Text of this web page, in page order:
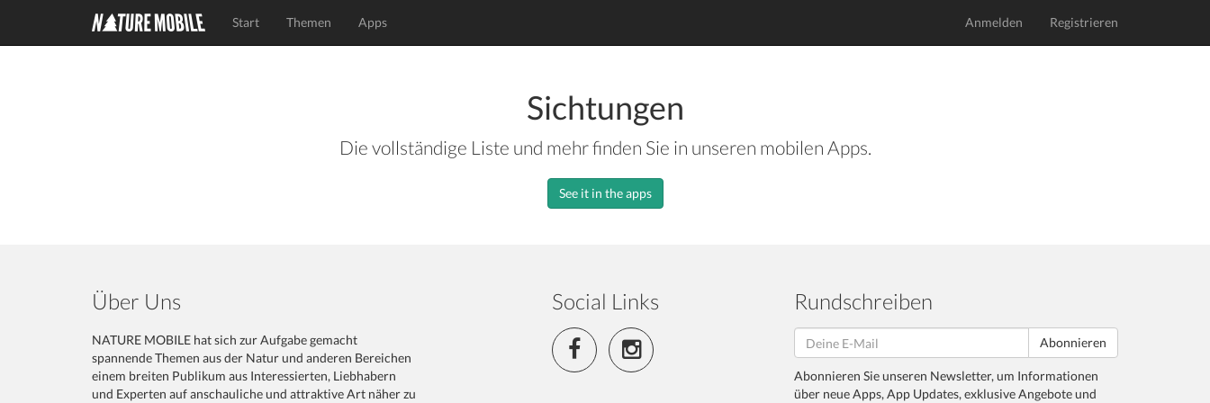
Start Themen Apps Anmelden Registrieren
Sichtungen
Die vollständige Liste und mehr finden Sie in unseren mobilen Apps.
See it in the apps
Über Uns
NATURE MOBILE hat sich zur Aufgabe gemacht
spannende Themen aus der Natur und anderen Bereichen
einem breiten Publikum aus Interessierten, Liebhabern
und Experten auf anschauliche und attraktive Art näher zu
Social Links Rundschreiben
Abonnieren
Abonnieren Sie unseren Newsletter, um Informationen
über neue Apps, App Updates, exklusive Angebote und